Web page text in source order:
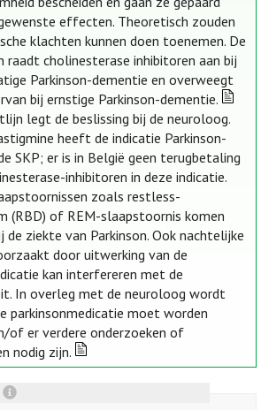
effecten. Theoretisch zouden
klachten kunnen doen toenemen. De
raadt cholinesterase inhibitoren aan bij
Parkinson-dementie en overweegt
bij ernstige Parkinson-dementie.
legt de beslissing bij de neuroloog.
heeft de indicatie Parkinson-
SKP; er is in België geen terugbetaling
inhibitoren in deze indicatie.
zoals restless-
(RBD) of REM-slaapstoornis komen
de ziekte van Parkinson. Ook nachtelijke
door uitwerking van de
kan interfereren met de
In overleg met de neuroloog wordt
parkinsonmedicatie moet worden
of er verdere onderzoeken of
nodig zijn.